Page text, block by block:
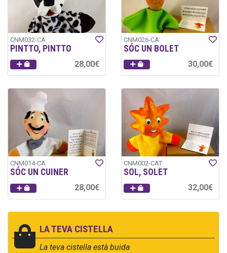
LA TEVA CISTELLA
La teva cistella està buida
CNM032-CA
PINTTO, PINTTO
28,00€
CNM026-CA
SÓC UN BOLET
30,00€
CNM014-CA
SÓC UN CUINER
28,00€
CNM002-CAT
SOL, SOLET
32,00€